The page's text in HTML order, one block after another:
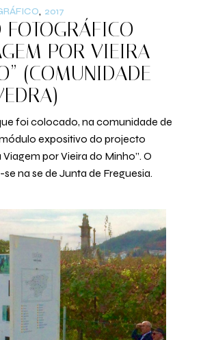
2017
FOTOGRÁFICO
POR VIEIRA
(COMUNIDADE
foi colocado, na comunidade de
expositivo do projecto
por Vieira do Minho”. O
na se de Junta de Freguesia.